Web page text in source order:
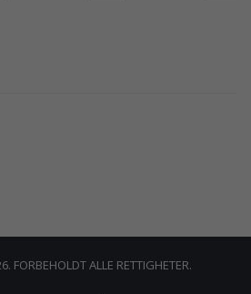
FORBEHOLDT ALLE RETTIGHETER.